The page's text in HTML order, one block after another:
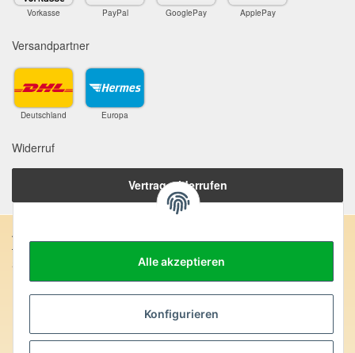
Alle akzeptieren
Konfigurieren
Vorkasse PayPal GooglePay ApplePay
Versandpartner
Deutschland Europa
Widerruf
Vertrag widerrufen
Anschrift:
SteinZeitOase
Frau Karin Philippin
Uhlandstr. 7
Heilversprechen: